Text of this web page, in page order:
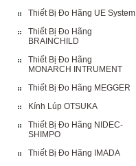
Thiết Bị Đo Hãng UE System
Thiết Bị Đo Hãng
BRAINCHILD
Thiết Bị Đo Hãng
MONARCH INTRUMENT
Thiết Bị Đo Hãng MEGGER
Kính Lúp OTSUKA
Thiết Bị Đo Hãng NIDEC-
SHIMPO
Thiết Bị Đo Hãng IMADA